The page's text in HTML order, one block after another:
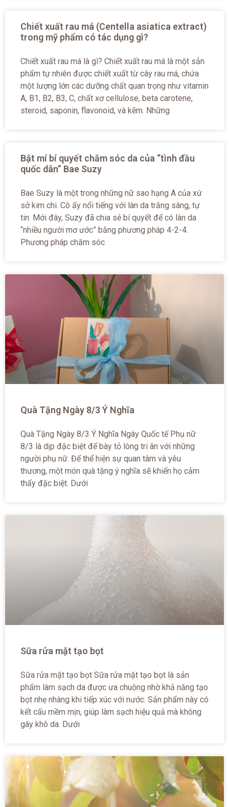
Chiết xuất rau má (Centella asiatica extract)
trong mỹ phẩm có tác dụng gì?
Chiết xuất rau má là gì? Chiết xuất rau má là một sản
phẩm tự nhiên được chiết xuất từ cây rau má, chứa
một lượng lớn các dưỡng chất quan trọng như vitamin
A, B1, B2, B3, C, chất xơ cellulose, beta carotene,
steroid, saponin, flavonoid, và kẽm. Những
Bật mí bí quyết chăm sóc da của “tình đầu
quốc dân” Bae Suzy
Bae Suzy là một trong những nữ sao hạng A của xứ
sở kim chi. Cô ấy nổi tiếng với làn da trắng sáng, tự
tin. Mới đây, Suzy đã chia sẻ bí quyết để có làn da
“nhiều người mơ ước” bằng phương pháp 4-2-4.
Phương pháp chăm sóc
Quà Tặng Ngày 8/3 Ý Nghĩa
Quà Tặng Ngày 8/3 Ý Nghĩa Ngày Quốc tế Phụ nữ
8/3 là dịp đặc biệt để bày tỏ lòng tri ân với những
người phụ nữ. Để thể hiện sự quan tâm và yêu
thương, một món quà tặng ý nghĩa sẽ khiến họ cảm
thấy đặc biệt. Dưới
Sữa rửa mặt tạo bọt
Sữa rửa mặt tạo bọt Sữa rửa mặt tạo bọt là sản
phẩm làm sạch da được ưa chuộng nhờ khả năng tạo
bọt nhẹ nhàng khi tiếp xúc với nước. Sản phẩm này có
kết cấu mềm mịn, giúp làm sạch hiệu quả mà không
gây khô da. Dưới